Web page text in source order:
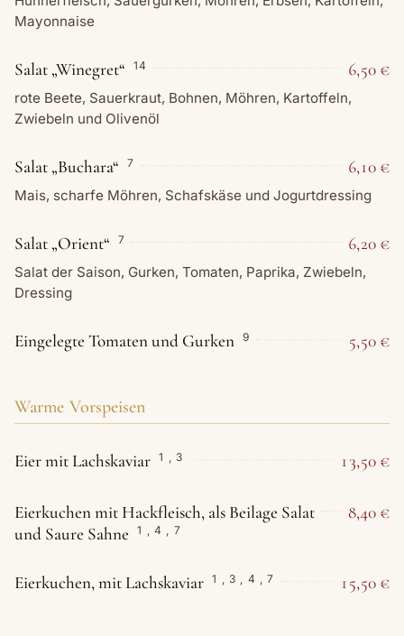
Mayonnaise
Salat „Winegret“ 14 6,50 €
rote Beete, Sauerkraut, Bohnen, Möhren, Kartoffeln,
Zwiebeln und Olivenöl
Salat „Buchara“ 7 6,10 €
Mais, scharfe Möhren, Schafskäse und Jogurtdressing
Salat „Orient“ 7 6,20 €
Salat der Saison, Gurken, Tomaten, Paprika, Zwiebeln,
Dressing
Eingelegte Tomaten und Gurken 9 5,50 €
Warme Vorspeisen
Eier mit Lachskaviar 1 3 13,50 €
Eierkuchen mit Hackfleisch, als Beilage Salat
und Saure Sahne
1 , 4 , 7
8,40 €
Eierkuchen, mit Lachskaviar 1 , 3 , 4 , 7 15,50 €